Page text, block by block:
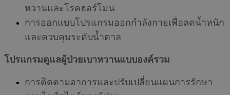
หวานและโรคฮอร์โมน
การออกแบบโปรแกรมออกกำลังกายเพื่อลดน้ำหนัก
และควบคุมระดับน้ำตาล
โปรแกรมดูแลผู้ป่วยเบาหวานแบบองค์รวม
การติดตามอาการและปรับเปลี่ยนแผนการรักษา